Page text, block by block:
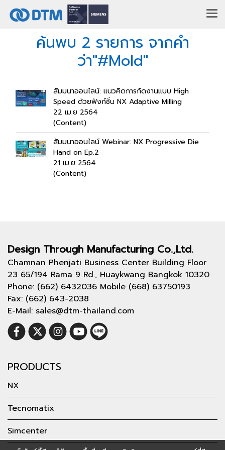
ค้นพบ 2 รายการ จากคำ
ว่า"#Mold"
สัมมนาออนไลน์: แนวคิดการกัดงานแบบ High
Speed ด้วยฟังก์ชั่น NX Adaptive Milling
22 เม.ย 2564
(Content)
สัมมนาออนไลน์ Webinar: NX Progressive Die
Hand on Ep.2
21 เม.ย 2564
(Content)
Design Through Manufacturing Co.,Ltd.
Chamnan Phenjati Business Center Building Floor
23 65/194 Rama 9 Rd., Huaykwang Bangkok 10320
Phone: (662) 6432036 Mobile (668) 63750193
Fax: (662) 643-2038
E-Mail: sales@dtm-thailand.com
PRODUCTS
NX
Tecnomatix
Simcenter